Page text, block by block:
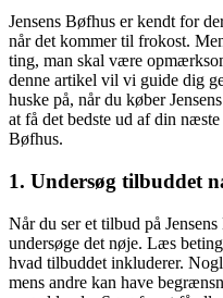
Jensens Bøfhus er kendt for
når det kommer til frokost.
ting, man skal være
denne artikel vil vi guide dig
huske på, når du køber
at få det bedste ud af din
Bøfhus.
1. Undersøg tilbuddet
Når du ser et tilbud på
undersøge det nøje. Læs
hvad tilbuddet inkluderer.
mens andre kan have